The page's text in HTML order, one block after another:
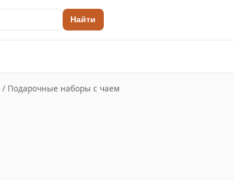
Найти
/ Подарочные наборы с чаем